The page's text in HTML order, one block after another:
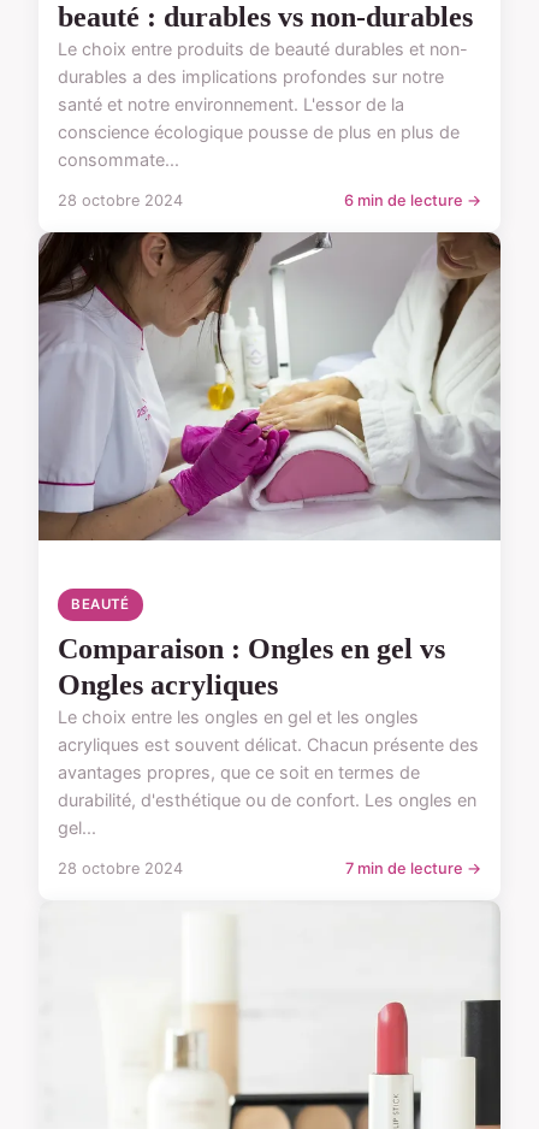
beauté : durables vs non-durables
Le choix entre produits de beauté durables et non-
durables a des implications profondes sur notre
santé et notre environnement. L'essor de la
conscience écologique pousse de plus en plus de
consommate...
28 octobre 2024 6 min de lecture →
BEAUTÉ
Comparaison : Ongles en gel vs
Ongles acryliques
Le choix entre les ongles en gel et les ongles
acryliques est souvent délicat. Chacun présente des
avantages propres, que ce soit en termes de
durabilité, d'esthétique ou de confort. Les ongles en
gel...
28 octobre 2024 7 min de lecture →